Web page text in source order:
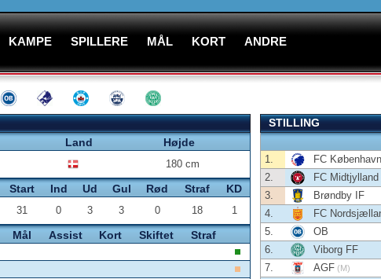
KAMPE SPILLERE MÅL KORT ANDRE
Land Højde
180 cm
Start Ind Ud Gul Rød Straf KD
31 0 3 3 0 18 1
Mål Assist Kort Skiftet Straf
STILLING
1. FC København
2.
FC Midtjylland
3.
Brøndby IF
4.
FC
5.
OB
6.
Viborg FF
7.
AGF (M)